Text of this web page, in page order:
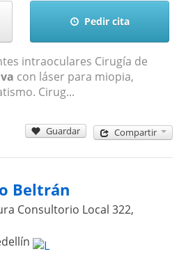
Pedir cita
intraoculares Cirugía de
con láser para miopia,
Cirug...
Guardar Compartir
Beltrán
Consultorio Local 322,